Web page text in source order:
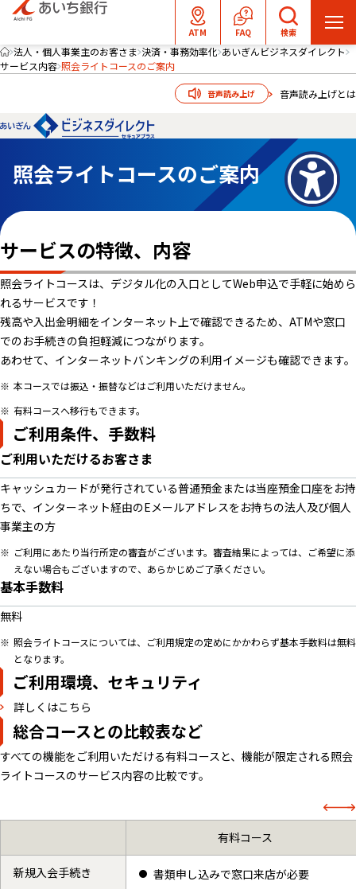
ATM FAQ 検索
メ
ニ
ュ
ー
法人・個人事業主のお客さま 決済・事務効率化 あいぎんビジネスダイレクト
サービス内容 照会ライトコースのご案内
音声読み上げ 音声読み上げとは
照会ライトコースのご案内
サービスの特徴、内容
照会ライトコースは、デジタル化の入口としてWeb申込で手軽に始めら
れるサービスです！
残高や入出金明細をインターネット上で確認できるため、ATMや窓口
でのお手続きの負担軽減につながります。
あわせて、インターネットバンキングの利用イメージも確認できます。
本コースでは振込・振替などはご利用いただけません。
有料コースへ移行もできます。
ご利用条件、手数料
ご利用いただけるお客さま
キャッシュカードが発行されている普通預金または当座預金口座をお持
ちで、インターネット経由のEメールアドレスをお持ちの法人及び個人
事業主の方
ご利用にあたり当行所定の審査がございます。審査結果によっては、ご希望に添
えない場合もございますので、あらかじめご了承ください。
基本手数料
無料
照会ライトコースについては、ご利用規定の定めにかかわらず基本手数料は無料
となります。
ご利用環境、セキュリティ
詳しくはこちら
総合コースとの比較表など
すべての機能をご利用いただける有料コースと、機能が限定される照会
ライトコースのサービス内容の比較です。
有料コース
新規入会手続き
書類申し込みで窓口来店が必要